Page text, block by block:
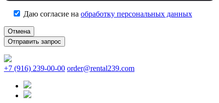
Даю согласие на обработку персональных данных
Отмена
+7 (916) 239-00-00 order@rental239.com